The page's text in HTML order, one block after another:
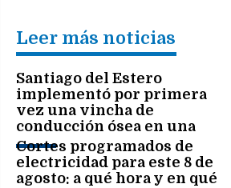
Leer más noticias
Santiago del Estero
implementó por primera
vez una vincha de
conducción ósea en una
niña
Cortes programados de
electricidad para este 8 de
agosto: a qué hora y en qué